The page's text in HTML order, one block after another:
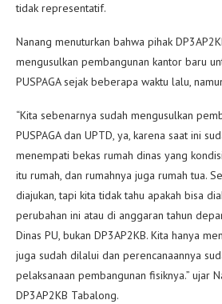
tidak representatif.
Nanang menuturkan bahwa pihak
mengusulkan pembangunan kantor baru
PUSPAGA sejak beberapa waktu lalu,
“Kita sebenarnya sudah mengusulkan
PUSPAGA dan UPTD, ya, karena saat ini
menempati bekas rumah dinas yang
itu rumah, dan rumahnya juga rumah tua.
diajukan, tapi kita tidak tahu apakah bisa
perubahan ini atau di anggaran tahun
Dinas PU, bukan DP3AP2KB. Kita hanya
juga sudah dilalui dan perencanaannya
pelaksanaan pembangunan fisiknya.” ujar
DP3AP2KB Tabalong.